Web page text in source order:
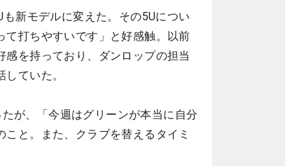
新モデルに変えた。その5Uについ
打ちやすいです」と好感触。以前
を持っており、ダンロップの担当
ていた。
が、「今週はグリーンが本当に自分
と。また、クラブを替えるタイミ